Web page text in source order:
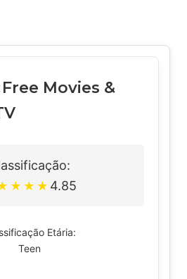
Movies &
★ ★ ★ 4.85
Etária:
Teen